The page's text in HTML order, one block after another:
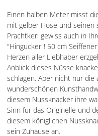
Einen halben Meter misst
mit gelber Hose und seinen
Prachtkerl gewiss auch in
"Hingucker"! 50 cm
Herzen aller Liebhaber
Anblick dieses Nüsse
schlagen. Aber nicht nur die
wunderschönen
diesem Nussknacker ihre
Sinn für das Originelle und
diesem königlichen
sein Zuhause an.